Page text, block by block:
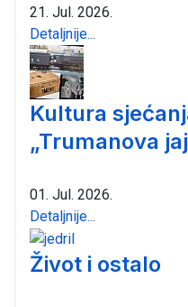
21. Jul. 2026.
Detaljnije...
Kultura
„Trumanova
01. Jul. 2026.
Detaljnije...
Život i ostalo